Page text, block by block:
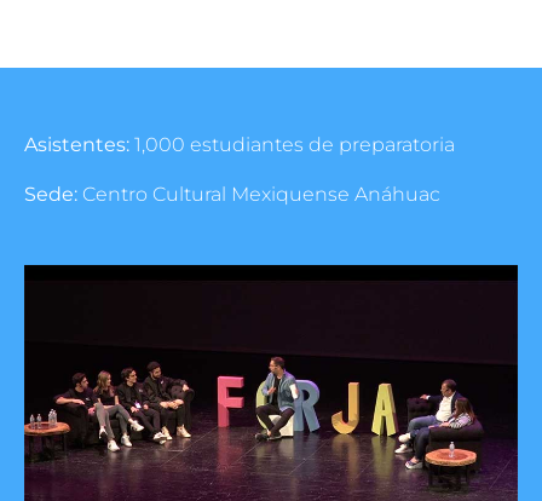
Asistentes: 1,000 estudiantes de preparatoria
Sede: Centro Cultural Mexiquense Anáhuac